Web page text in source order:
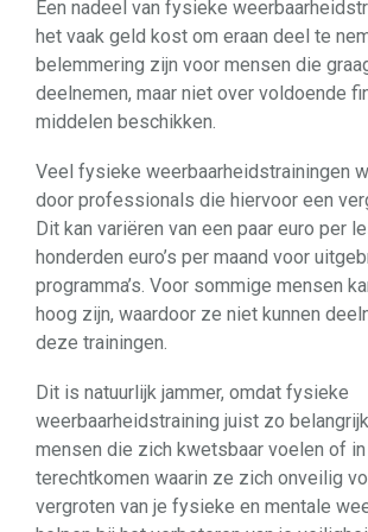
Een nadeel van fysieke
het vaak geld kost om eraan deel te
belemmering zijn voor mensen die
deelnemen, maar niet over voldoende
middelen beschikken.
Veel fysieke weerbaarheidstrainingen
door professionals die hiervoor een
Dit kan variëren van een paar euro per
honderden euro’s per maand voor
programma’s. Voor sommige mensen
hoog zijn, waardoor ze niet kunnen
deze trainingen.
Dit is natuurlijk jammer, omdat fysieke
weerbaarheidstraining juist zo
mensen die zich kwetsbaar voelen of
terechtkomen waarin ze zich onveilig
vergroten van je fysieke en mentale